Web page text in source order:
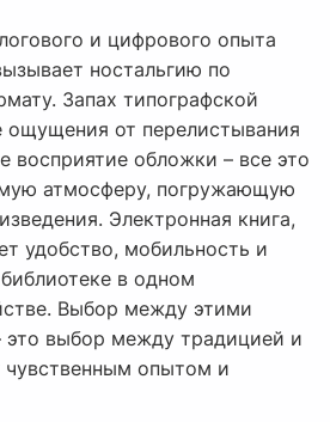
и цифрового опыта
ностальгию по
Запах типографской
ощущения от перелистывания
восприятие обложки – все это
атмосферу, погружающую
Электронная книга,
удобство, мобильность и
в одном
Выбор между этими
выбор между традицией и
опытом и